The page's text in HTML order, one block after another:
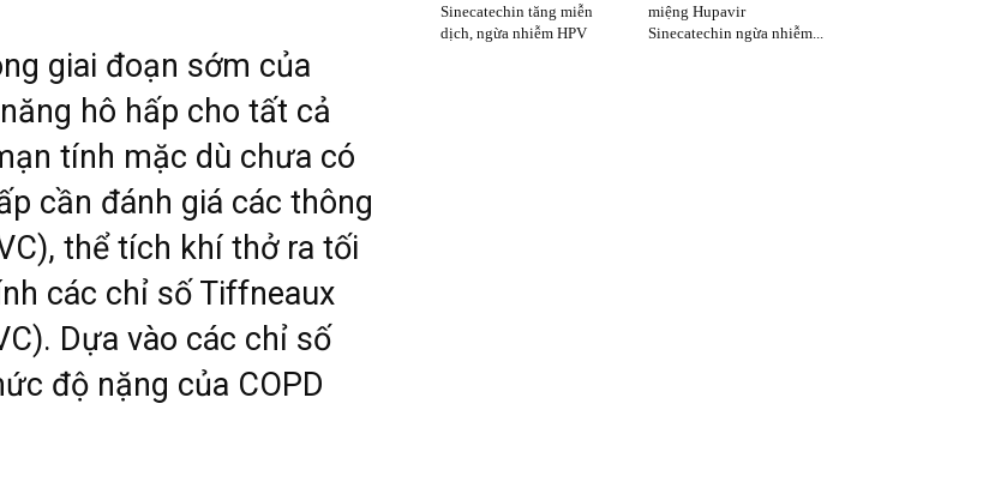
giai đoạn sớm của
hô hấp cho tất cả
tính mặc dù chưa có
cần đánh giá các thông
thể tích khí thở ra tối
các chỉ số Tiffneaux
Dựa vào các chỉ số
độ nặng của COPD
Sinecatechin tăng miễn
dịch, ngừa nhiễm HPV
miệng Hupavir
Sinecatechin ngừa nhiễm...